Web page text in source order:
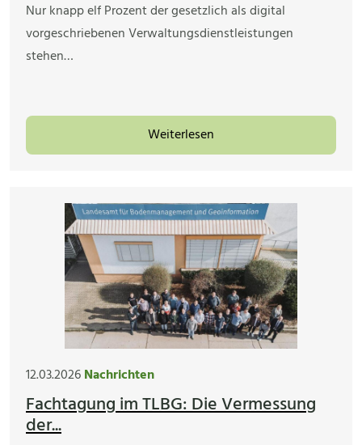
Nur knapp elf Prozent der gesetzlich als digital
vorgeschriebenen Verwaltungsdienstleistungen
stehen…
Weiterlesen
12.03.2026Nachrichten
Fachtagung im TLBG: Die Vermessung
der...